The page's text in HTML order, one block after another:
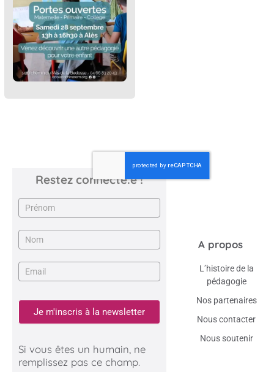
Restez connecté.e !
Je m'inscris à la newsletter
Si vous êtes un humain, ne
remplissez pas ce champ.
A propos
L’histoire de la
pédagogie
Nos partenaires
Nous contacter
Nous soutenir